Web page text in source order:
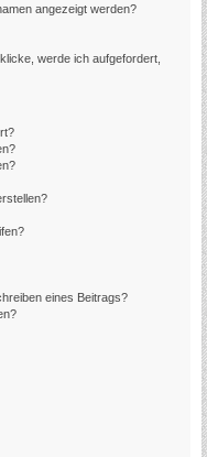
angezeigt werden?
werde ich aufgefordert,
eines Beitrags?